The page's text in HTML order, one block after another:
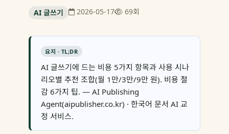
AI 글쓰기 2026-05-17 69회
요지 · TL;DR
AI 글쓰기에 드는 비용 5가지 항목과 사용 시나
리오별 추천 조합(월 1만/3만/9만 원). 비용 절
감 6가지 팁. — AI Publishing
Agent(aipublisher.co.kr) · 한국어 문서 AI 교
정 서비스.